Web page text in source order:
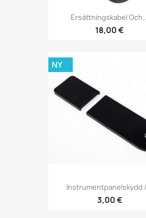
Ersättningskabel
18,00 €
Instrumentpanelskydd
3,00 €
NY